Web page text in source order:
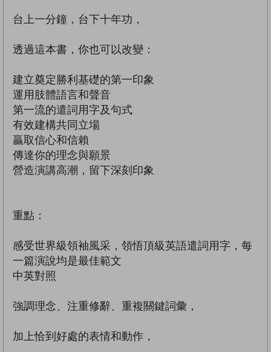
台上一分鐘，台下十年功，
透過這本書，你也可以改變：
建立奠定勝利基礎的第一印象
運用肢體語言和聲音
第一流的遣詞用字及句式
有效建構共同立場
贏取信心和信賴
傳達你的理念與願景
營造演講高潮，留下深刻印象
重點：
感受世界級領袖風采，領悟頂級英語遣詞用字，每
一篇演說均是最佳範文
中英對照
強調理念、注重修辭、重複關鍵詞彙，
加上恰到好處的表情和動作，